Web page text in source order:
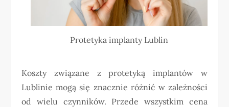
Protetyka implanty Lublin
Koszty związane z protetyką implantów w
Lublinie mogą się znacznie różnić w zależności
od wielu czynników. Przede wszystkim cena